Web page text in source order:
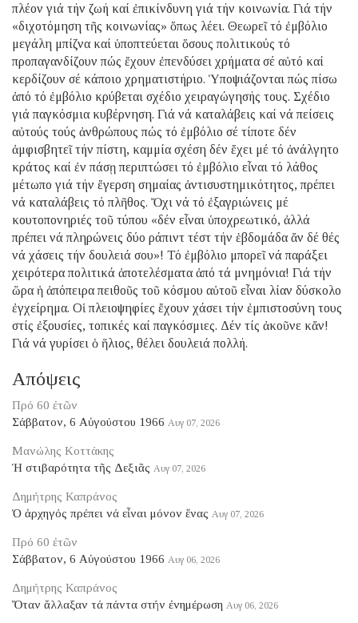
πλέον γιά τήν ζωή καί ἐπικίνδυνη γιά τήν κοινωνία. Γιά τήν
«διχοτόμηση τῆς κοινωνίας» ὅπως λέει. Θεωρεῖ τό ἐμβόλιο
μεγάλη μπίζνα καί ὑποπτεύεται ὅσους πολιτικούς τό
προπαγανδίζουν πώς ἔχουν ἐπενδύσει χρήματα σέ αὐτό καί
κερδίζουν σέ κάποιο χρηματιστήριο. Ὑποψιάζονται πώς πίσω
ἀπό τό ἐμβόλιο κρύβεται σχέδιο χειραγώγησής τους. Σχέδιο
γιά παγκόσμια κυβέρνηση. Γιά νά καταλάβεις καί νά πείσεις
αὐτούς τούς ἀνθρώπους πώς τό ἐμβόλιο σέ τίποτε δέν
ἀμφισβητεῖ τήν πίστη, καμμία σχέση δέν ἔχει μέ τό ἀνάλγητο
κράτος καί ἐν πάσῃ περιπτώσει τό ἐμβόλιο εἶναι τό λάθος
μέτωπο γιά τήν ἔγερση σημαίας ἀντισυστημικότητος, πρέπει
νά καταλάβεις τό πλῆθος. Ὄχι νά τό ἐξαγριώνεις μέ
κουτοπονηριές τοῦ τύπου «δέν εἶναι ὑποχρεωτικό, ἀλλά
πρέπει νά πληρώνεις δύο ράπιντ τέστ τήν ἑβδομάδα ἄν δέ θές
νά χάσεις τήν δουλειά σου»! Τό ἐμβόλιο μπορεῖ νά παράξει
χειρότερα πολιτικά ἀποτελέσματα ἀπό τά μνημόνια! Γιά τήν
ὥρα ἡ ἀπόπειρα πειθοῦς τοῦ κόσμου αὐτοῦ εἶναι λίαν δύσκολο
ἐγχείρημα. Οἱ πλειοψηφίες ἔχουν χάσει τήν ἐμπιστοσύνη τους
στίς ἐξουσίες, τοπικές καί παγκόσμιες. Δέν τίς ἀκοῦνε κἄν!
Γιά νά γυρίσει ὁ ἥλιος, θέλει δουλειά πολλή.
Απόψεις
Πρό 60 ἐτῶν
Σάββατον, 6 Αὐγούστου 1966 Αυγ 07, 2026
Μανώλης Κοττάκης
Ἡ στιβαρότητα τῆς Δεξιᾶς Αυγ 07, 2026
Δημήτρης Καπράνος
Ὁ ἀρχηγός πρέπει νά εἶναι μόνον ἕνας Αυγ 07, 2026
Πρό 60 ἐτῶν
Σάββατον, 6 Αὐγούστου 1966 Αυγ 06, 2026
Δημήτρης Καπράνος
Ὅταν ἄλλαξαν τά πάντα στήν ἐνημέρωση Αυγ 06, 2026